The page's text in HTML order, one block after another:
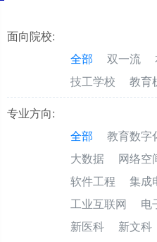
面向院校:
全部
双一流
技工学校
教育
专业方向:
全部
教育数字
大数据
网络空
软件工程
集成
工业互联网
电
新医科
新文科